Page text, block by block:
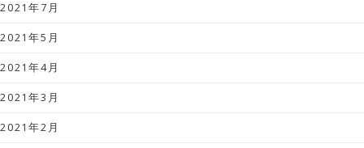
2021年7月
2021年5月
2021年4月
2021年3月
2021年2月